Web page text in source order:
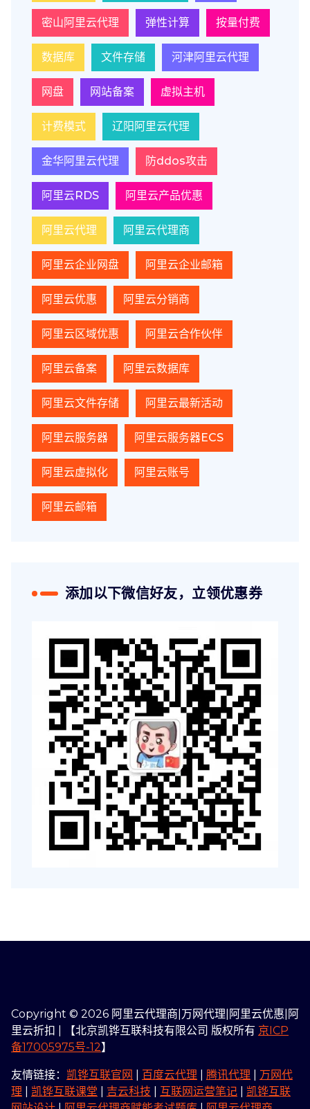
密山阿里云代理 弹性计算 按量付费
数据库 文件存储 河津阿里云代理
网盘 网站备案 虚拟主机
计费模式 辽阳阿里云代理
金华阿里云代理 防ddos攻击
阿里云RDS 阿里云产品优惠
阿里云代理 阿里云代理商
阿里云企业网盘 阿里云企业邮箱
阿里云优惠 阿里云分销商
阿里云区域优惠 阿里云合作伙伴
阿里云备案 阿里云数据库
阿里云文件存储 阿里云最新活动
阿里云服务器 阿里云服务器ECS
阿里云虚拟化 阿里云账号
阿里云邮箱
添加以下微信好友，立领优惠券
Copyright © 2026 阿里云代理商|万网代理|阿里云优惠|阿
里云折扣 | 【北京凯铧互联科技有限公司 版权所有 京ICP
备17005975号-12】
友情链接： 凯铧互联官网 百度云代理 腾讯代理
万网代
理
凯铧互联课堂 吉云科技 互联网运营笔记
凯铧互联